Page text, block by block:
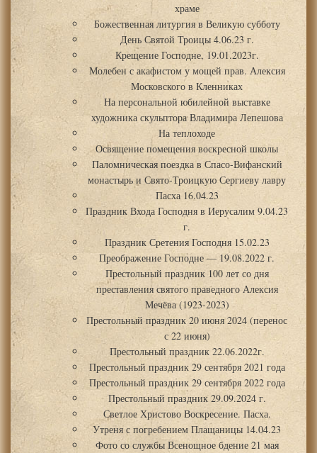
храме
Божественная литургия в Великую субботу
День Святой Троицы 4.06.23 г.
Крещение Господне, 19.01.2023г.
Молебен с акафистом у мощей прав. Алексия
Московского в Кленниках
На персональной юбилейной выставке
художника скульптора Владимира Лепешова
На теплоходе
Освящение помещения воскресной школы
Паломническая поездка в Спасо-Вифанский
монастырь и Свято-Троицкую Сергиеву лавру
Пасха 16.04.23
Праздник Входа Господня в Иерусалим 9.04.23
г.
Праздник Сретения Господня 15.02.23
Преображение Господне — 19.08.2022 г.
Престольный праздник 100 лет со дня
преставления святого праведного Алексия
Мечёва (1923-2023)
Престольный праздник 20 июня 2024 (перенос
с 22 июня)
Престольный праздник 22.06.2022г.
Престольный праздник 29 сентября 2021 года
Престольный праздник 29 сентября 2022 года
Престольный праздник 29.09.2024 г.
Светлое Христово Воскресение. Пасха.
Утреня с погребением Плащаницы 14.04.23
Фото со службы Всенощное бдение 21 мая